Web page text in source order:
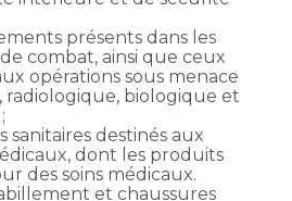
présents dans les
combat, ainsi que ceux
opérations sous menace
radiologique, biologique et
sanitaires destinés aux
dont les produits
des soins médicaux.
et chaussures